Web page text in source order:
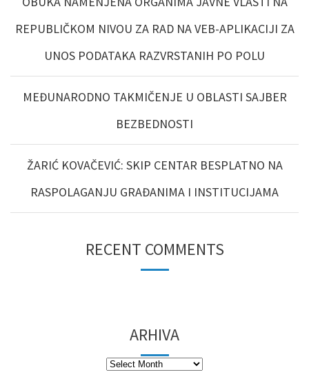
REPUBLIČKOM NIVOU ZA RAD NA VEB-APLIKACIJI ZA
UNOS PODATAKA RAZVRSTANIH PO POLU
MEĐUNARODNO TAKMIČENJE U OBLASTI SAJBER
BEZBEDNOSTI
ŽARIĆ KOVAČEVIĆ: SKIP CENTAR BESPLATNO NA
RASPOLAGANJU GRAĐANIMA I INSTITUCIJAMA
RECENT COMMENTS
ARHIVA